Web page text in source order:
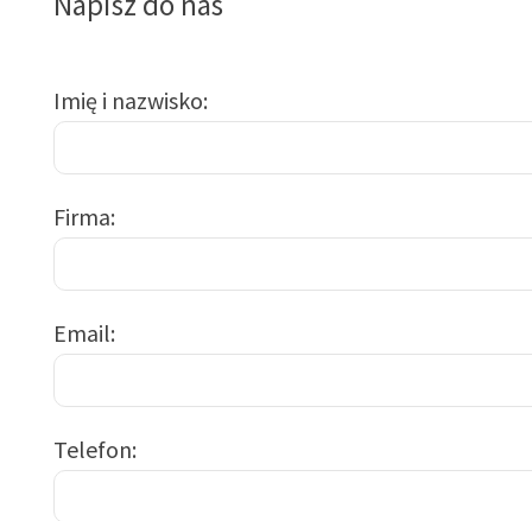
Imię i nazwisko
Firma
Email
Telefon